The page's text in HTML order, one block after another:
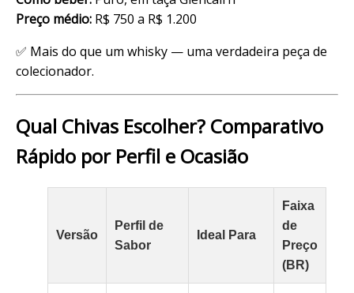
Preço médio: R$ 750 a R$ 1.200
✅ Mais do que um whisky — uma verdadeira peça de
colecionador.
Qual Chivas Escolher? Comparativo
Rápido por Perfil e Ocasião
Versão
Perfil de
Sabor
Ideal Para
Faixa
de
Preço
(BR)